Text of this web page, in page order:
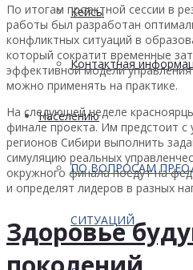
Кейсы
Контактная
Населению
ПО ВОПРОСАМ
СИТУАЦИЙ
По итогам проектной сессии в
работы был разработан
конфликтных ситуаций в
который сократит временные
эффективной модели
можно применять на практике.
На следующей неделе
финале проекта. Им предстоит с
регионов Сибири выполнить
симуляцию реальных
окружного финала поедут на
и определят лидеров в разных
Здоровье